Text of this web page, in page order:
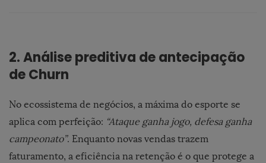
2. Análise preditiva de antecipação
de Churn
No ecossistema de negócios, a máxima do esporte se
aplica com perfeição: “Ataque ganha jogo, defesa ganha
campeonato”. Enquanto novas vendas trazem
faturamento, a eficiência na retenção é o que protege a